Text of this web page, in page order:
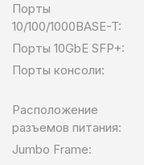
Порты
10/100/1000BASE-T:
Порты 10GbE SFP+:
Порты консоли:
Расположение
разъемов питания:
Jumbo Frame: